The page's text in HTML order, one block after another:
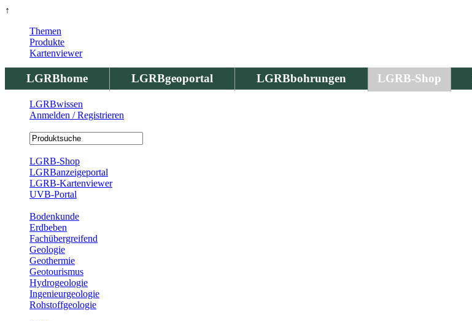
↑
LGRBhome LGRBgeoportal LGRBbohrungen LGRB-Shop
Themen
Produkte
Kartenviewer
LGRBwissen
Anmelden / Registrieren
LGRB-Shop
LGRBanzeigeportal
LGRB-Kartenviewer
UVB-Portal
Bodenkunde
Erdbeben
Fachübergreifend
Geologie
Geothermie
Geotourismus
Hydrogeologie
Ingenieurgeologie
Rohstoffgeologie